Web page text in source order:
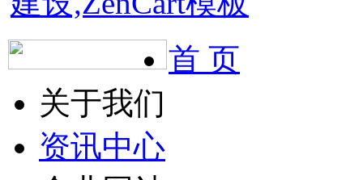
首 页
关于我们
资讯中心